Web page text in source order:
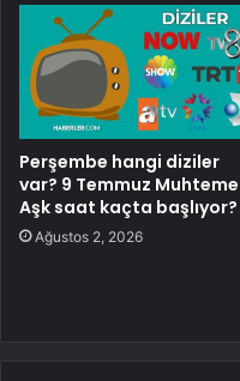
Perşembe hangi diziler
var? 9 Temmuz
Aşk saat kaçta başlıyor?
Ağustos 2, 2026